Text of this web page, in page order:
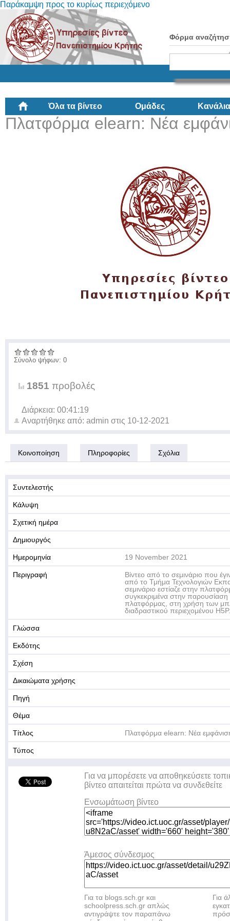
Παράκαμψη προς το κυρίως περιεχόμενο
Φόρμα
Όλα τα βίντεο Ομάδες Κανάλια
Πλατφόρμα elearn: Νέα
Σύνολο ψήφων: 0
1851 προβολές
Διάρκεια: 00:41:19
Αναρτήθηκε από: admin στις 10-12-2021
Κοινοποίηση Πληροφορίες Σχόλια
Συντελεστής
Κάλυψη
Σχετική ημέρα
Δημιουργός
Ημερομηνία 19 November 2021
Περιγραφή
Βίντεο από το σεμινάριο που
από το Τμήμα Τεχνολογιών
σεμινάριο εστίαζε στην
συγκεκριμένα στην παρουσίαση
πλατφόρμας, στη χρήση των
διαδραστικού περιεχομένου H5P.
Γλώσσα
Εκδότης
Σχέση
Δικαιώματα χρήσης
Πηγή
Θέμα
Τίτλος Πλατφόρμα elearn: Νέα
Τύπος
Για να μπορέσετε να αποθηκεύσετε
βίντεο απαιτείται πρώτα να συνδεθείτε
Ενσωμάτωση βίντεο
Άμεσος σύνδεσμος
Για τα blogs.sch.gr και
schoolpress.sch.gr απλώς
αντιγράψτε τον παραπάνω
Για